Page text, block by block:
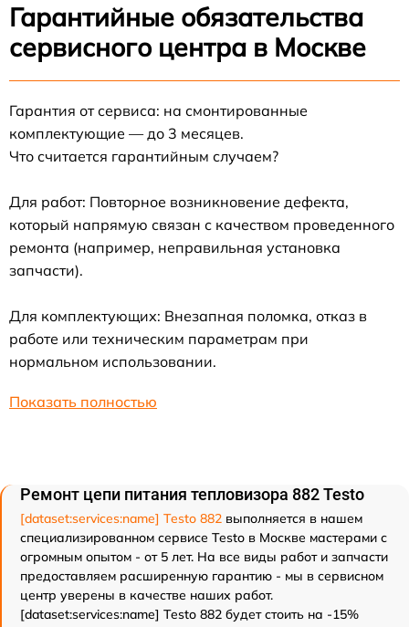
Гарантийные обязательства
сервисного центра в Москве
Гарантия от сервиса: на смонтированные
комплектующие — до 3 месяцев.
Что считается гарантийным случаем?
Для работ: Повторное возникновение дефекта,
который напрямую связан с качеством проведенного
ремонта (например, неправильная установка
запчасти).
Для комплектующих: Внезапная поломка, отказ в
работе или техническим параметрам при
нормальном использовании.
Показать полностью
Ремонт цепи питания тепловизора 882 Testo
[dataset:services:name] Testo 882 выполняется в нашем
специализированном сервисе Testo в Москве мастерами с
огромным опытом - от 5 лет. На все виды работ и запчасти
предоставляем расширенную гарантию - мы в сервисном
центр уверены в качестве наших работ.
[dataset:services:name] Testo 882 будет стоить на -15%